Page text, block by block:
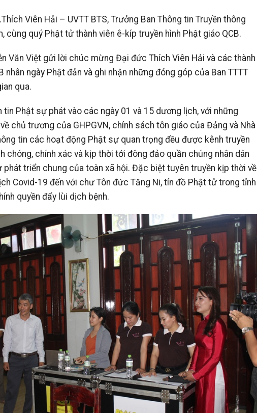
Viên Hải – UVTT BTS, Trưởng Ban Thông tin Truyền thông
cùng quý Phật tử thành viên ê-kíp truyền hình Phật giáo QCB.
Văn Việt gửi lời chúc mừng Đại đức Thích Viên Hải và các thành
nhân ngày Phật đản và ghi nhận những đóng góp của Ban TTTT
qua.
Phật sự phát vào các ngày 01 và 15 dương lịch, với những
chủ trương của GHPGVN, chính sách tôn giáo của Đảng và Nhà
tin các hoạt động Phật sự quan trọng đều được kênh truyền
chóng, chính xác và kịp thời tới đông đảo quần chúng nhân dân
triển chung của toàn xã hội. Đặc biệt tuyên truyền kịp thời về
Covid-19 đến với chư Tôn đức Tăng Ni, tín đồ Phật tử trong tỉnh
quyền đẩy lùi dịch bệnh.